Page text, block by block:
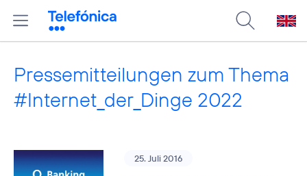
Pressemitteilungen zum Thema
#Internet_der_Dinge 2022
25. Juli 2016